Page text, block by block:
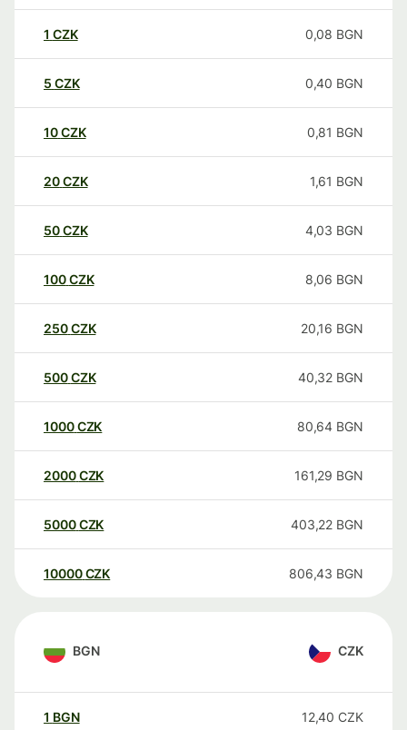
1 CZK 0,08 BGN
5 CZK 0,40 BGN
10CZK 0,81 BGN
20CZK 1,61 BGN
50CZK 4,03 BGN
100CZK 8,06 BGN
250CZK 20,16 BGN
500CZK 40,32 BGN
1000CZK 80,64 BGN
2000CZK 161,29 BGN
5000CZK 403,22 BGN
10000 CZK 806,43 BGN
BGN CZK
1 BGN 12,40 CZK